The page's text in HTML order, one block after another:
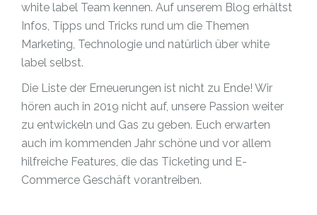
white label Team kennen. Auf unserem Blog erhältst
Infos, Tipps und Tricks rund um die Themen
Marketing, Technologie und natürlich über white
label selbst.
Die Liste der Erneuerungen ist nicht zu Ende! Wir
hören auch in 2019 nicht auf, unsere Passion weiter
zu entwickeln und Gas zu geben. Euch erwarten
auch im kommenden Jahr schöne und vor allem
hilfreiche Features, die das Ticketing und E-
Commerce Geschäft vorantreiben.